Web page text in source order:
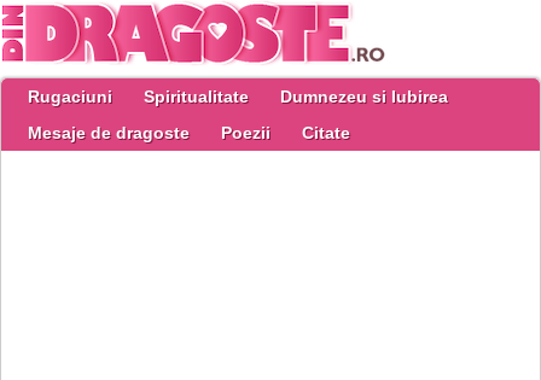
Rugaciuni Spiritualitate
Dumnezeu si Iubirea
Mesaje de dragoste
Poezii Citate